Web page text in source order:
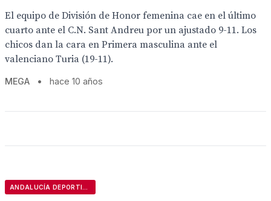
El equipo de División de Honor femenina cae en el último
cuarto ante el C.N. Sant Andreu por un ajustado 9-11. Los
chicos dan la cara en Primera masculina ante el
valenciano Turia (19-11).
MEGA • hace 10 años